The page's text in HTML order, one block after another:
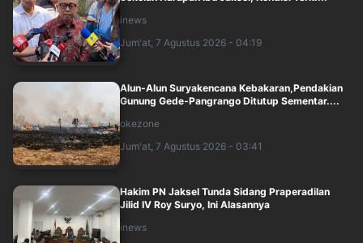
inews
Jum'at, 7 Agustus 2026 - 04:19
Alun-Alun Suryakencana Kebakaran,Pendakian
Gunung Gede-Pangrango Ditutup Sementar....
okezone
Jum'at, 7 Agustus 2026 - 03:41
Hakim PN Jaksel Tunda Sidang Praperadilan
Jilid IV Roy Suryo, Ini Alasannya
inews